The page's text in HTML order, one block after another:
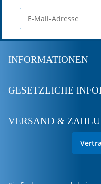
INFORMATIONEN
GESETZLICHE
VERSAND &